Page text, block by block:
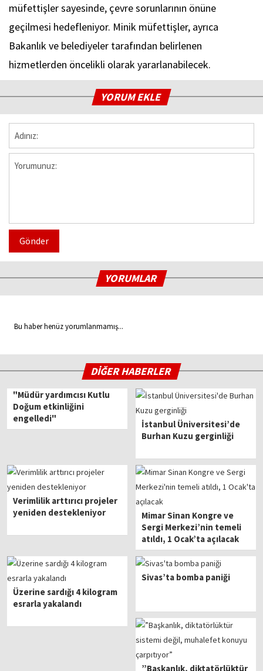
müfettişler sayesinde, çevre sorunlarının önüne
geçilmesi hedefleniyor. Minik müfettişler, ayrıca
Bakanlık ve belediyeler tarafından belirlenen
hizmetlerden öncelikli olarak yararlanabilecek.
YORUM EKLE
Gönder
YORUMLAR
Bu haber henüz yorumlanmamış...
DİĞER HABERLER
"Müdür yardımcısı Kutlu
Doğum etkinliğini
engelledi"
İstanbul Üniversitesi’de
Burhan Kuzu gerginliği
Verimlilik arttırıcı projeler
yeniden destekleniyor
Mimar Sinan Kongre ve
Sergi Merkezi’nin temeli
atıldı, 1 Ocak’ta açılacak
Üzerine sardığı 4 kilogram
esrarla yakalandı
Sivas’ta bomba paniği
”Başkanlık, diktatörlüktür